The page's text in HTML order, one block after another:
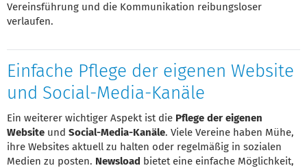
Vereinsführung und die Kommunikation reibungsloser
verlaufen.
Einfache Pflege der eigenen Website
und Social-Media-Kanäle
Ein weiterer wichtiger Aspekt ist die Pflege der eigenen
Website und Social-Media-Kanäle. Viele Vereine haben Mühe,
ihre Websites aktuell zu halten oder regelmäßig in sozialen
Medien zu posten. Newsload bietet eine einfache Möglichkeit,